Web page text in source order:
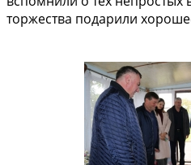
торжества подарили